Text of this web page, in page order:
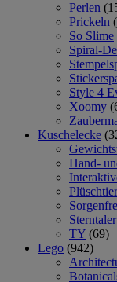
Perlen
Prickeln
So Slime
Spiral-
Style 4
Xoomy
Kuschelecke
Hand-
Sterntaler
TY (69)
Lego (942)